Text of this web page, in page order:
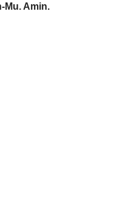
Mu. Amin.